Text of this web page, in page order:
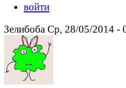
войти
Зелибоба Ср, 28/05/2014 -